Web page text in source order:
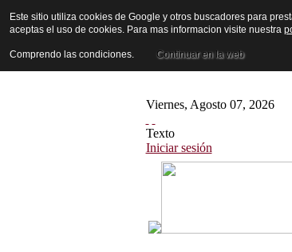
Viernes, Agosto 07, 2026
Texto
Iniciar sesión
Este sitio utiliza cookies de Google y otros buscadores para
aceptas el uso de cookies. Para mas informacion visite nuestra
Comprendo las condiciones. Continuar en la web